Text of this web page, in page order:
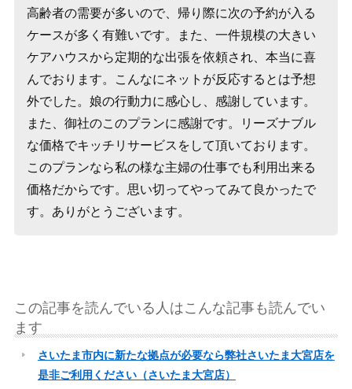
高齢者の需要が多いので、帰り際に次の予約が入る
ケースが多く有難いです。また、一件規模の大きい
ケアハウスから定期的な出張を依頼され、本当に喜
んでおります。こんなにネットが反応するとは予想
外でした。娘の行動力に感心し、感謝しています。
また、御社のこのプランに感謝です。リーズナブル
な価格でキッチリサービスをして頂いております。
このプランなら私の様な主婦の仕事でも利用出来る
価格だからです。思い切ってやってみて良かったで
す。ありがとうございます。
この記事を読んでいる人はこんな記事も読んでい
ます
さいたま市内に新たな拠点が必要なら弊社さいたま大宮店を
是非ご利用ください（さいたま大宮店）